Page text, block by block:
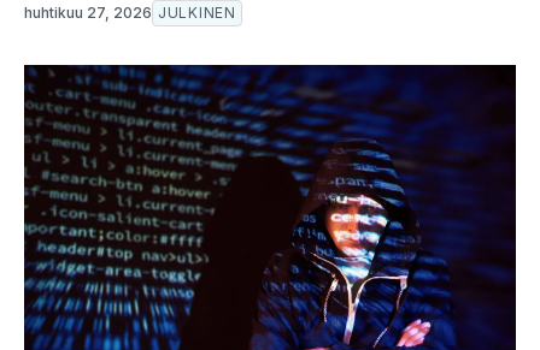
huhtikuu 27, 2026 JULKINEN